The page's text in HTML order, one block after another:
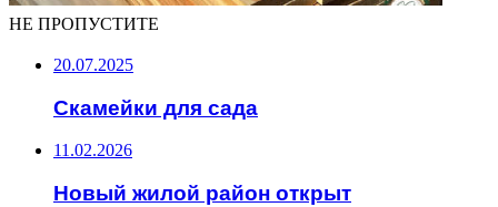
НЕ ПРОПУСТИТЕ
20.07.2025
Скамейки для сада
11.02.2026
Новый жилой район открыт